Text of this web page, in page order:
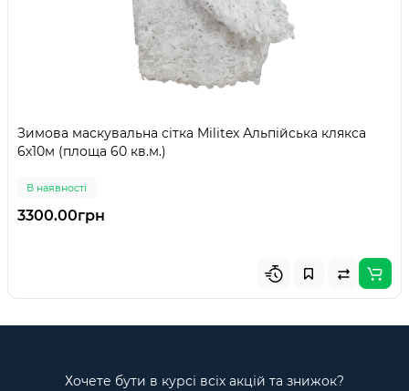
Зимова маскувальна сітка Militex Альпійська клякса
6х10м (площа 60 кв.м.)
В наявності
3300.00грн
Хочете бути в курсі всіх акцій та знижок?